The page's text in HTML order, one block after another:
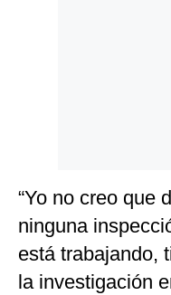
“Yo no creo que
ninguna
está trabajando,
la investigación